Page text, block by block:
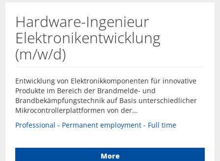
Hardware-Ingenieur
Elektronikentwicklung
(m/w/d)
Entwicklung von Elektronikkomponenten für innovative
Produkte im Bereich der Brandmelde- und
Brandbekämpfungstechnik auf Basis unterschiedlicher
Mikrocontrollerplattformen von der...
Professional - Permanent employment - Full time
More